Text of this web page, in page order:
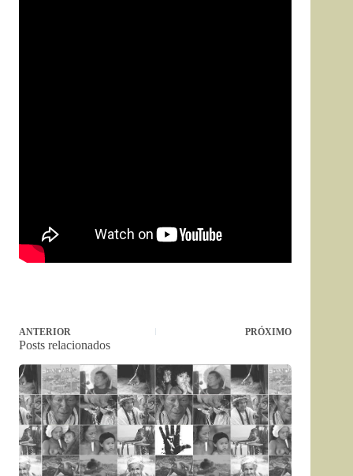
ANTERIOR PRÓXIMO
Posts relacionados